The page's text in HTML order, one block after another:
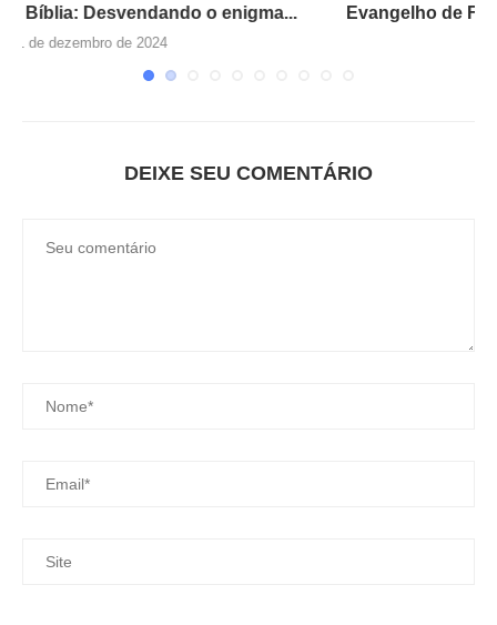
Evangelho de Fariseus : Música deixa Pastores